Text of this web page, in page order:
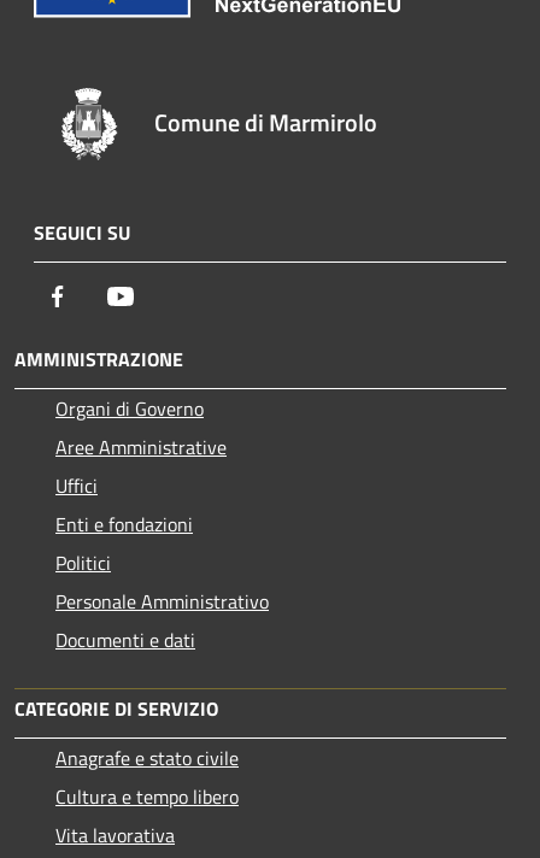
Comune di Marmirolo
SEGUICI SU
Facebook
AMMINISTRAZIONE
Organi di Governo
Aree Amministrative
Uffici
Enti e fondazioni
Politici
Personale Amministrativo
Documenti e dati
CATEGORIE DI SERVIZIO
Anagrafe e stato civile
Cultura e tempo libero
Vita lavorativa